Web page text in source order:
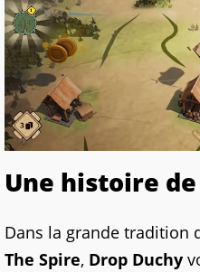
Une histoire
Dans la grande tradition
The Spire, Drop Duchy